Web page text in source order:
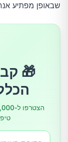
8. שקדים
שבאופן מפתיע